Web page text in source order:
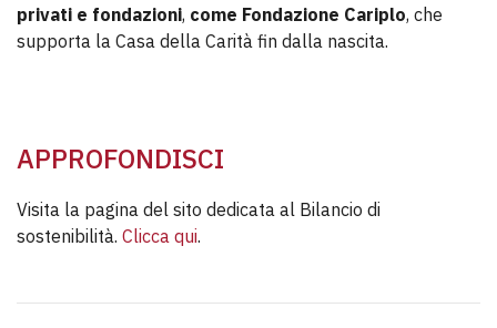
privati e fondazioni, come Fondazione Cariplo, che
supporta la Casa della Carità fin dalla nascita.
APPROFONDISCI
Visita la pagina del sito dedicata al Bilancio di
sostenibilità. Clicca qui.